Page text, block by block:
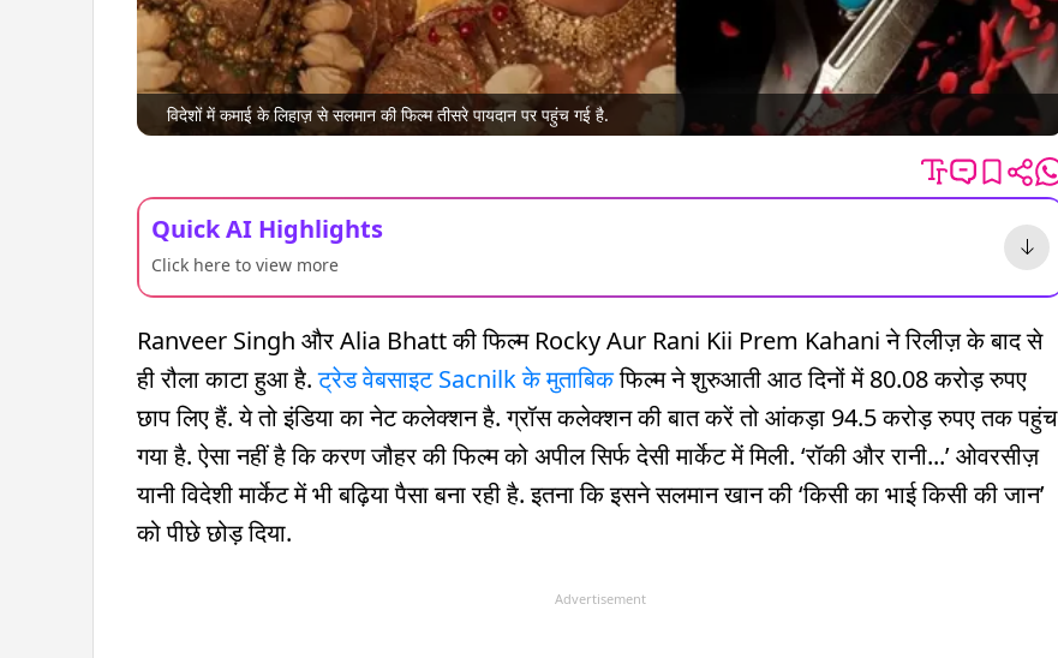
विदेशों में कमाई के लिहाज़ से सलमान की फिल्म तीसरे पायदान पर पहुंच गई है.
Quick AI Highlights
Click here to view more
Ranveer Singh और Alia Bhatt की फिल्म Rocky Aur Rani Kii Prem Kahani ने रिलीज़ के बाद से
ही रौला काटा हुआ है.ट्रेड वेबसाइट Sacnilk के मुताबिकफिल्म ने शुरुआती आठ दिनों में 80.08 करोड़ रुपए
छाप लिए हैं. ये तो इंडिया का नेट कलेक्शन है. ग्रॉस कलेक्शन की बात करें तो आंकड़ा 94.5 करोड़ रुपए तक पहुंच
गया है. ऐसा नहीं है कि करण जौहर की फिल्म को अपील सिर्फ देसी मार्केट में मिली. ‘रॉकी और रानी...’ ओवरसीज़
यानी विदेशी मार्केट में भी बढ़िया पैसा बना रही है. इतना कि इसने सलमान खान की ‘किसी का भाई किसी की जान’
को पीछे छोड़ दिया.
Advertisement